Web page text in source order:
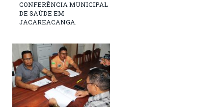
CONFERÊNCIA MUNICIPAL
DE SAÚDE EM
JACAREACANGA.